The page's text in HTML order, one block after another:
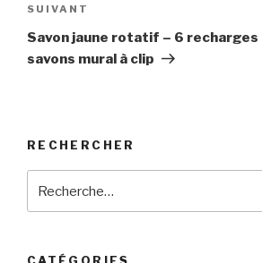
Article
suivant
SUIVANT
Savon jaune rotatif – 6
savons mural à clip
RECHERCHER
pour